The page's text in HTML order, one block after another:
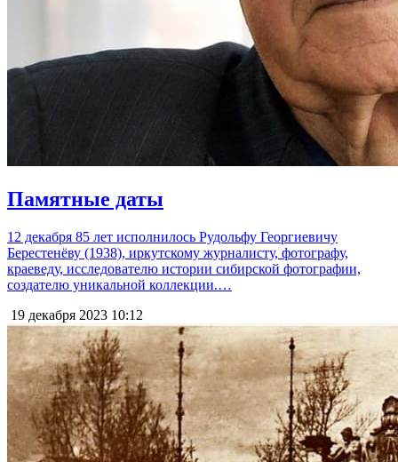
Памятные даты
12 декабря 85 лет исполнилось Рудольфу Георгиевичу
Берестенёву (1938), иркутскому журналисту, фотографу,
краеведу, исследователю истории сибирской фотографии,
создателю уникальной коллекции.​…
19 декабря 2023 10:12